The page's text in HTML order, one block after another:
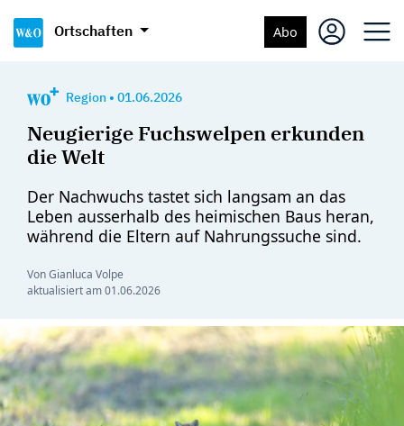
Ortschaften Abo
Region • 01.06.2026
Neugierige Fuchswelpen erkunden
die Welt
Der Nachwuchs tastet sich langsam an das
Leben ausserhalb des heimischen Baus heran,
während die Eltern auf Nahrungssuche sind.
Von Gianluca Volpe
aktualisiert am01.06.2026